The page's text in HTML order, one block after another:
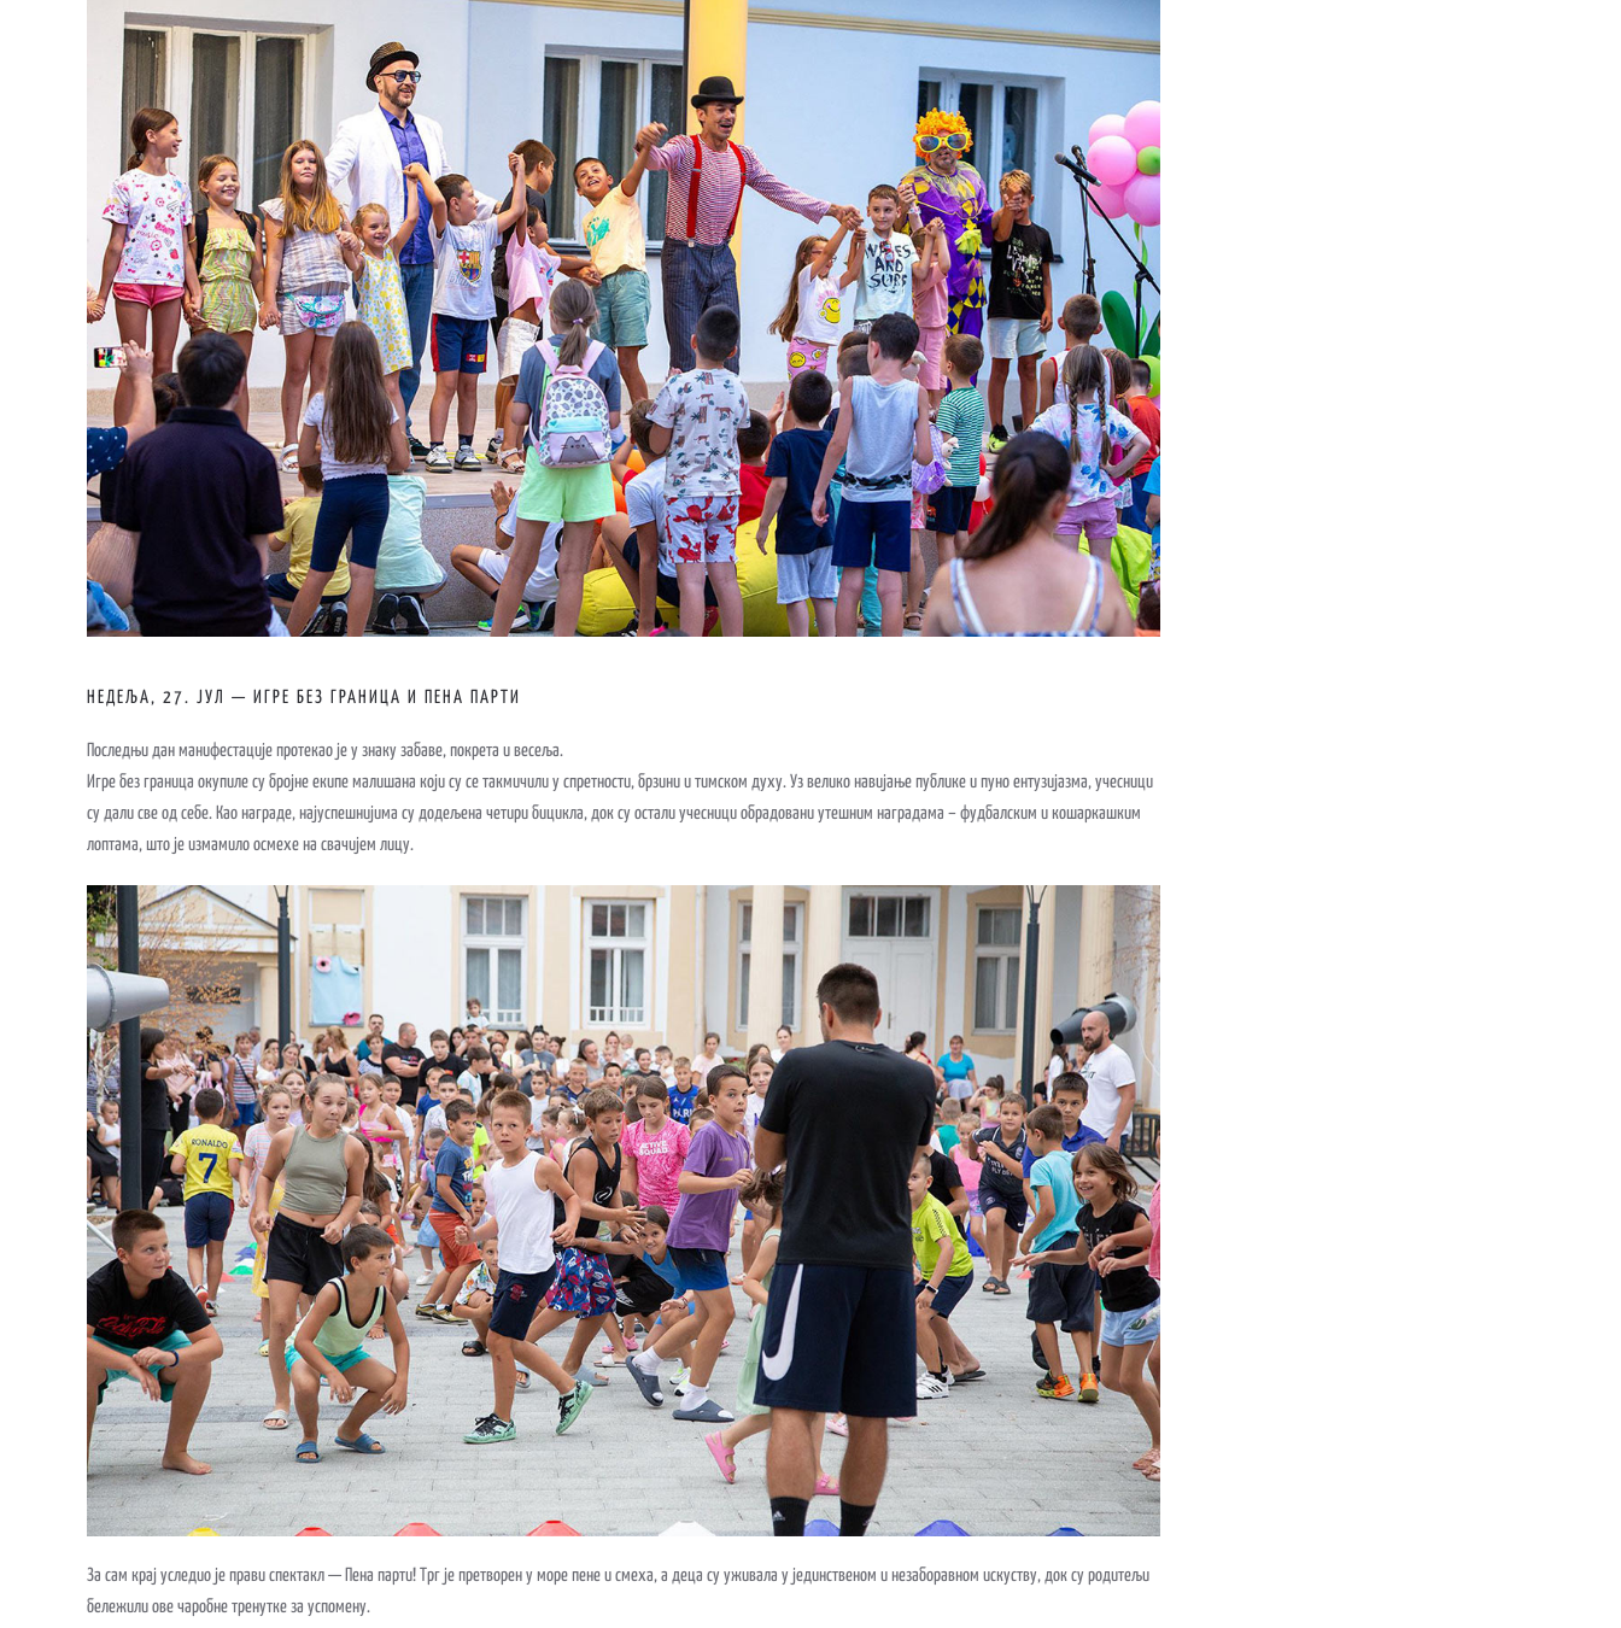
НЕДЕЉА, 27. ЈУЛ — ИГРЕ БЕЗ ГРАНИЦА И ПЕНА ПАРТИ
Последњи дан манифестације протекао је у знаку забаве, покрета и весеља.
Игре без граница окупиле су бројне екипе малишана који су се такмичили у спретности, брзини и тимском духу. Уз велико навијање публике и пуно ентузијазма, учесници
су дали све од себе. Као награде, најуспешнијима су додељена четири бицикла, док су остали учесници обрадовани утешним наградама – фудбалским и кошаркашким
лоптама, што је измамило осмехе на свачијем лицу.
За сам крај уследио је прави спектакл — Пена парти! Трг је претворен у море пене и смеха, а деца су уживала у јединственом и незаборавном искуству, док су родитељи
бележили ове чаробне тренутке за успомену.